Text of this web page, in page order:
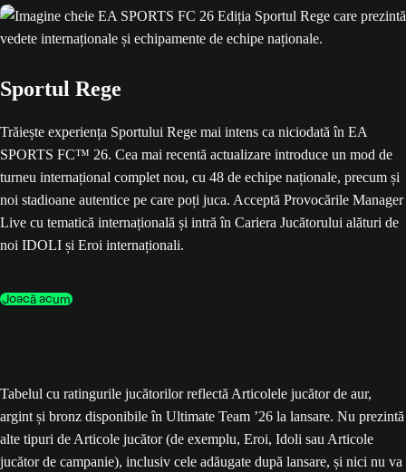
Sportul Rege
Trăiește experiența Sportului Rege mai intens ca niciodată în EA
SPORTS FC™ 26. Cea mai recentă actualizare introduce un mod de
turneu internațional complet nou, cu 48 de echipe naționale, precum și
noi stadioane autentice pe care poți juca. Acceptă Provocările Manager
Live cu tematică internațională și intră în Cariera Jucătorului alături de
noi IDOLI și Eroi internaționali.
Joacă acum
Tabelul cu ratingurile jucătorilor reflectă Articolele jucător de aur,
argint și bronz disponibile în Ultimate Team ’26 la lansare. Nu prezintă
alte tipuri de Articole jucător (de exemplu, Eroi, Idoli sau Articole
jucător de campanie), inclusiv cele adăugate după lansare, și nici nu va